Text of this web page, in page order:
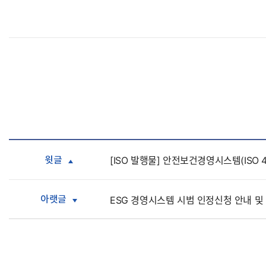
윗글 [ISO 발행물] 안전보건경영시스템(ISO
아랫글 ESG 경영시스템 시범 인정신청 안내 및